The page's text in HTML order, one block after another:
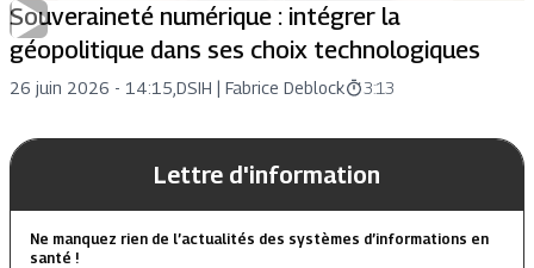
Souveraineté numérique : intégrer la
géopolitique dans ses choix technologiques
26 juin 2026 - 14:15 DSIH | Fabrice Deblock 3:13
Lettre d'information
Ne manquez rien de l’actualités des systèmes d’informations en
santé !